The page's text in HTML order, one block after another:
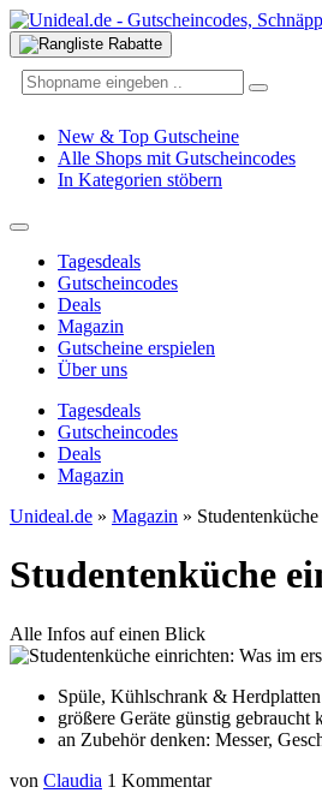
New & Top Gutscheine
Alle Shops mit Gutscheincodes
In Kategorien stöbern
Tagesdeals
Gutscheincodes
Deals
Magazin
Gutscheine erspielen
Über uns
Tagesdeals
Gutscheincodes
Deals
Magazin
Unideal.de » Magazin »
Studentenküche
Alle Infos auf einen Blick
Spüle, Kühlschrank &
größere Geräte günstig gebraucht
an Zubehör denken: Messer,
von Claudia 1 Kommentar